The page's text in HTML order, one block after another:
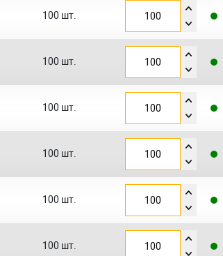
100 шт.
100 шт.
100 шт.
100 шт.
100 шт.
100 шт.